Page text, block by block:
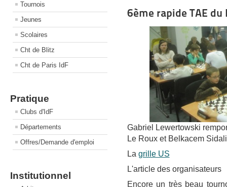
Tournois
Jeunes
Scolaires
Cht de Blitz
Cht de Paris IdF
Pratique
Clubs d'IdF
Départements
Offres/Demande d'emploi
Institutionnel
6ème rapide TAE
Gabriel Lewertowski
Le Roux et Belkacem
La grille US
L'article des organisateurs
Encore un très beau